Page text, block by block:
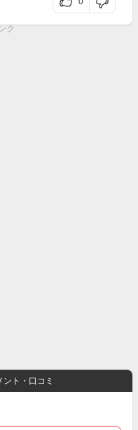
ク
ント・口コミ